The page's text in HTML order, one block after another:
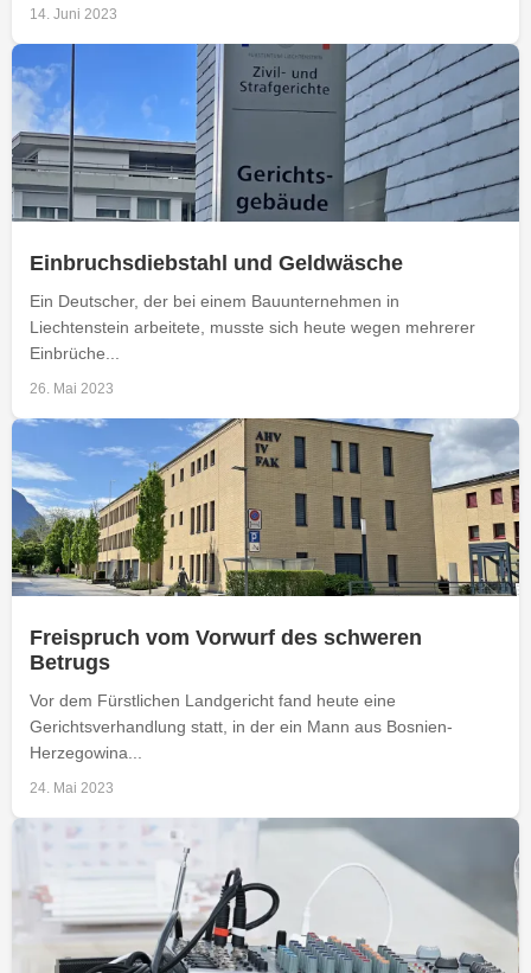
14. Juni 2023
Einbruchsdiebstahl und Geldwäsche
Ein Deutscher, der bei einem Bauunternehmen in
Liechtenstein arbeitete, musste sich heute wegen mehrerer
Einbrüche...
26. Mai 2023
Freispruch vom Vorwurf des schweren
Betrugs
Vor dem Fürstlichen Landgericht fand heute eine
Gerichtsverhandlung statt, in der ein Mann aus Bosnien-
Herzegowina...
24. Mai 2023